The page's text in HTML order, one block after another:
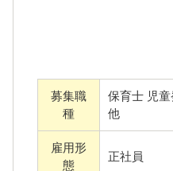
ております。
少しでも興味を持っ
一度ご連絡ください！
募集職
種
保育士 児
他
雇用形
態
正社員